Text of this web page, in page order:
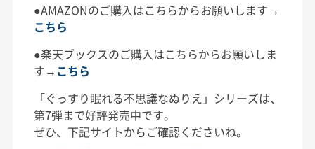
●AMAZONのご購入はこちらからお願いします→
こちら
●楽天ブックスのご購入はこちらからお願いしま
す→ こちら
「ぐっすり眠れる不思議なぬりえ」シリーズは、
第7弾まで好評発売中です。
ぜひ、下記サイトからご確認くださいね。